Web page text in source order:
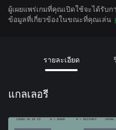
ผู้เผยแพร่เกมที่คุณเปิดใช้จะได้รับ
ข้อมูลที่เกี่ยวข้องในขณะที่คุณเล่น
รายละเอียด
แกลเลอรี